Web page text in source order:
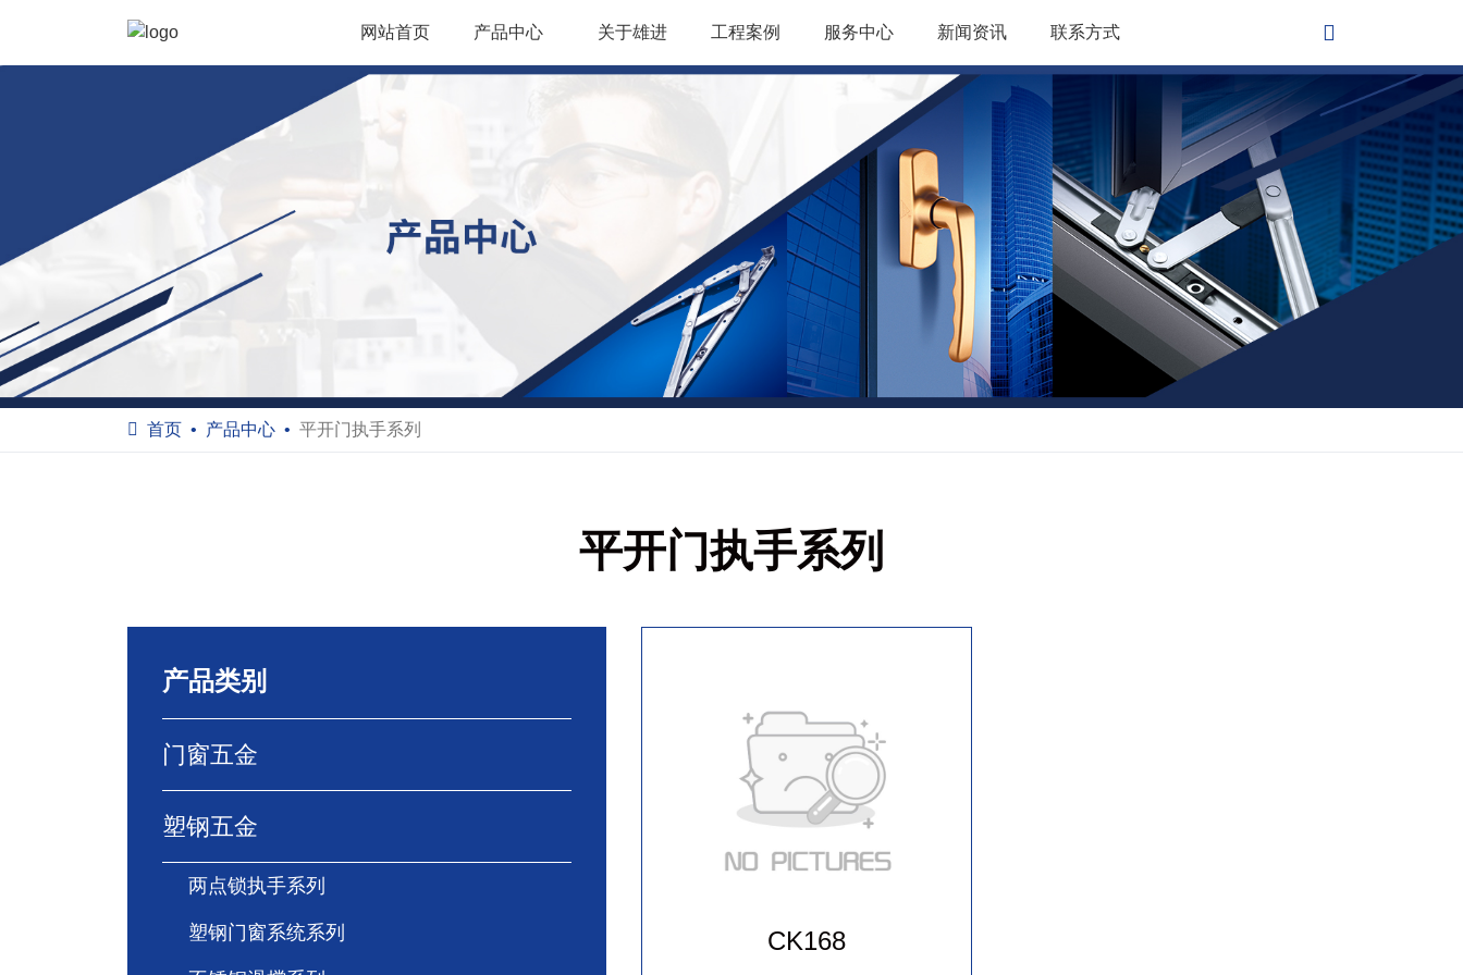
网站首页 产品中心 关于雄进 工程案例 服务中心 新闻资讯 联系方式
首页 产品中心 平开门执手系列
平开门执手系列
产品类别
门窗五金
塑钢五金
两点锁执手系列
塑钢门窗系统系列 CK168